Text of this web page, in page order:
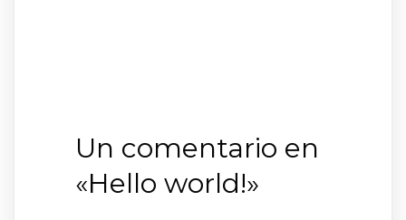
Un comentario en
«Hello world!»